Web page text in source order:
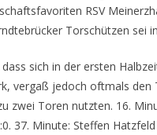
RSV
Torschützen sei
sich in der ersten
vergaß jedoch oftmals den
zwei Toren nutzten. 16.
37. Minute: Steffen